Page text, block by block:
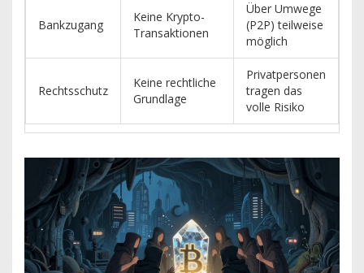
Bankzugang
Keine Krypto-
Transaktionen
Über Umwege
(P2P) teilweise
möglich
Rechtsschutz
Keine rechtliche
Grundlage
Privatpersonen
tragen das
volle Risiko